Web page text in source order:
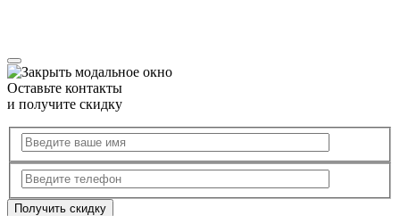
Оставьте контакты
и получите скидку